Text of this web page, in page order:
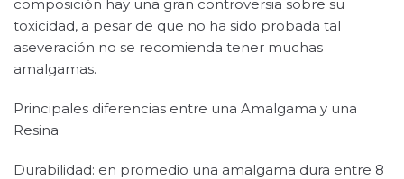
composición hay una gran controversia sobre su
toxicidad, a pesar de que no ha sido probada tal
aseveración no se recomienda tener muchas
amalgamas.
Principales diferencias entre una Amalgama y una
Resina
Durabilidad: en promedio una amalgama dura entre 8